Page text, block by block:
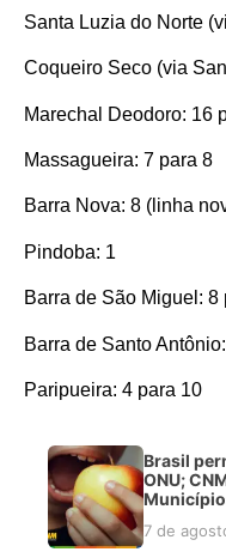
Santa Luzia do Norte
Coqueiro Seco (via
Marechal Deodoro: 16
Massagueira: 7 para 8
Barra Nova: 8 (linha
Pindoba: 1
Barra de São Miguel: 8
Barra de Santo
Paripueira: 4 para 10
Brasil
ONU;
7 de